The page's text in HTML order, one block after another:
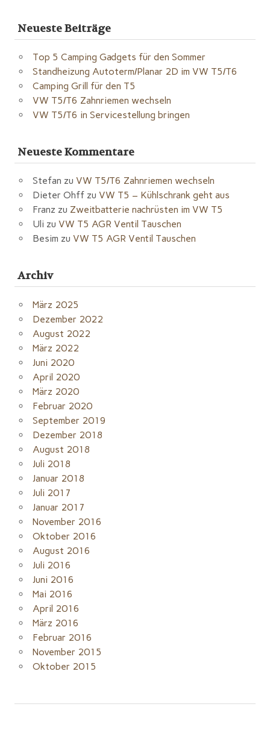
Neueste Beiträge
Top 5 Camping Gadgets für den Sommer
Standheizung Autoterm/Planar 2D im VW T5/T6
Camping Grill für den T5
VW T5/T6 Zahnriemen wechseln
VW T5/T6 in Servicestellung bringen
Neueste Kommentare
Stefan zu VW T5/T6 Zahnriemen wechseln
Dieter Ohff zu VW T5 – Kühlschrank geht aus
Franz zu Zweitbatterie nachrüsten im VW T5
Uli zu VW T5 AGR Ventil Tauschen
Besim zu VW T5 AGR Ventil Tauschen
Archiv
März 2025
Dezember 2022
August 2022
März 2022
Juni 2020
April 2020
März 2020
Februar 2020
September 2019
Dezember 2018
August 2018
Juli 2018
Januar 2018
Juli 2017
Januar 2017
November 2016
Oktober 2016
August 2016
Juli 2016
Juni 2016
Mai 2016
April 2016
März 2016
Februar 2016
November 2015
Oktober 2015